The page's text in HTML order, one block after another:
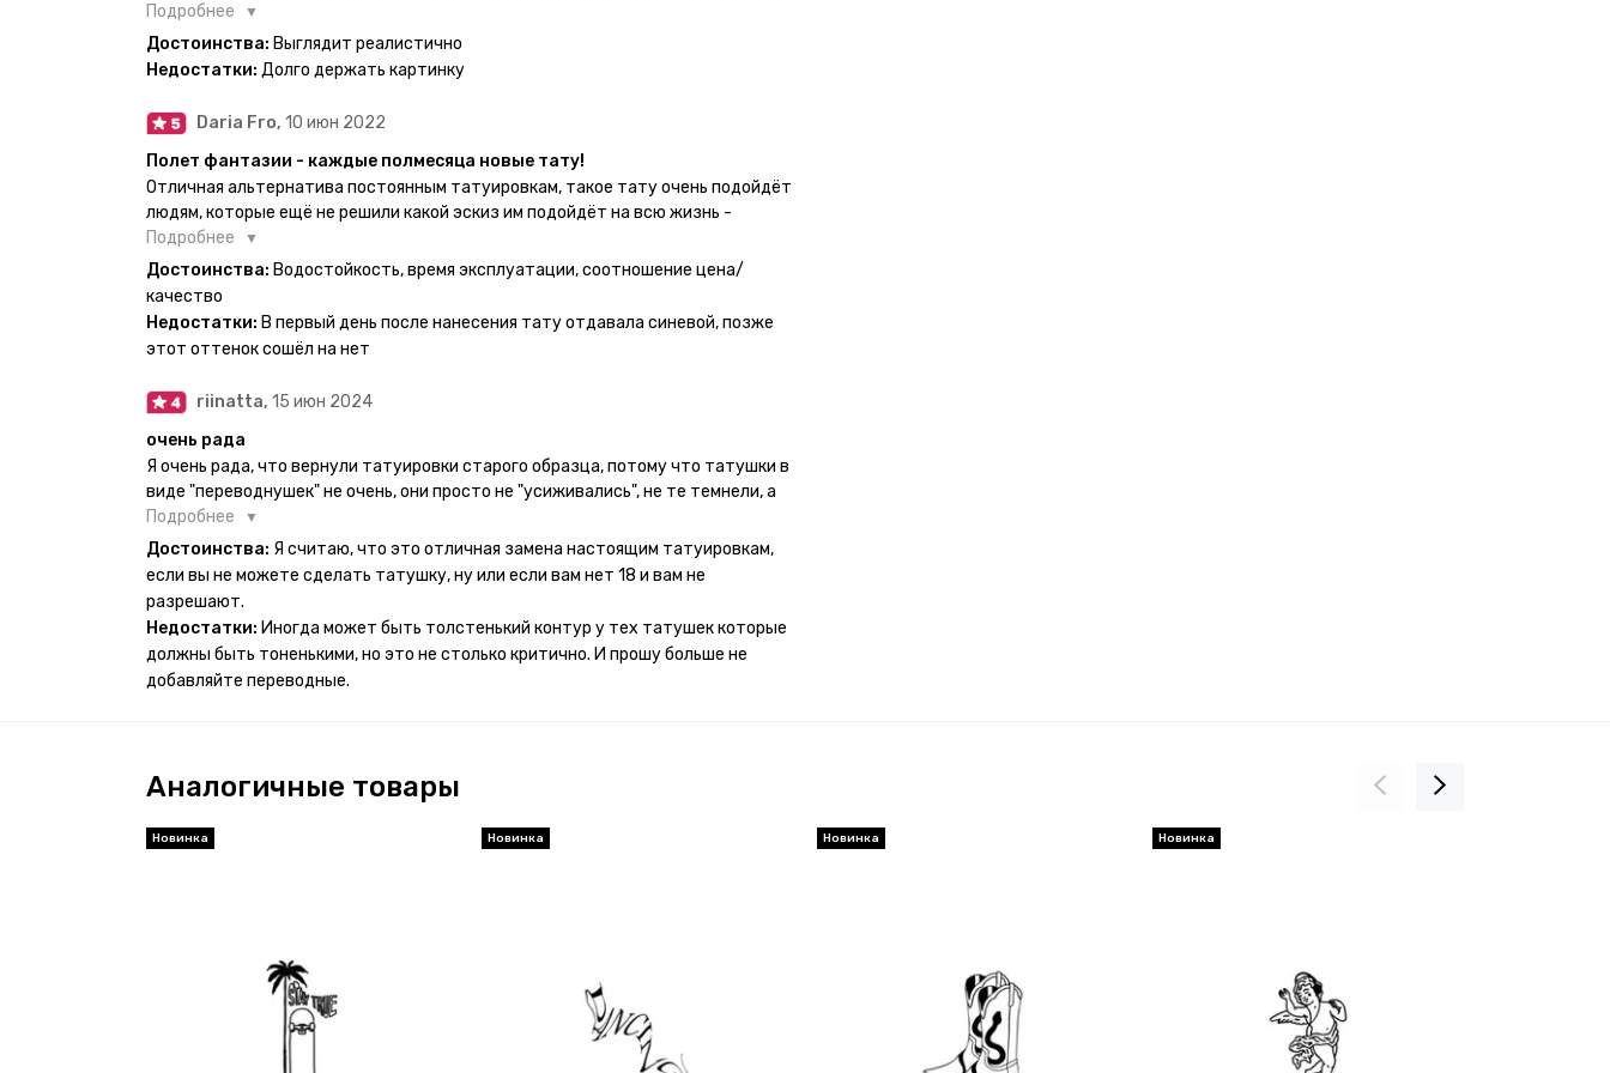
есть такая возможность. Муж смог сделать тату в нескольких местах одной
картинкой).
Подробнее
Достоинства: Выглядит реалистично
Недостатки: Долго держать картинку
Daria Fro, 10 июн 2022
Полет фантазии - каждые полмесяца новые тату!
Отличная альтернатива постоянным татуировкам, такое тату очень подойдёт
людям, которые ещё не решили какой эскиз им подойдёт на всю жизнь -
продукт еверинк держится на теле до 2 недель - после нанесения не нужно
бояться мочить такие тату, вода их так просто не смоет. К рисункам
прикладывается инструкция, но я предпочла другой способ нанесения -
оставила наклейку на теле на ночь, чтобы точно перестраховаться - на утро
эффект сразу же проявился. На неподвижных частях тела тату носится
рисунок начнёт стираться - водой спокойно можно убрать оставшийся контур.
Подробнее
Достоинства: Водостойкость, время эксплуатации, соотношение цена/
качество
Недостатки: В первый день после нанесения тату отдавала синевой, позже
этот оттенок сошёл на нет
riinatta, 15 июн 2024
очень рада
Я очень рада, что вернули татуировки старого образца, потому что татушки в
виде "переводнушек" не очень, они просто не "усиживались", не те темнели, а
после душа вообще слазили, вот недавно сделала фризби дог и он через сутки
проявился и все ещё держится!! ну а 4 звезды потому что у меня ещё очень
много переводных татуировок(
Подробнее
Достоинства: Я считаю, что это отличная замена настоящим татуировкам,
если вы не можете сделать татушку, ну или если вам нет 18 и вам не
разрешают.
Недостатки: Иногда может быть толстенький контур у тех татушек которые
должны быть тоненькими, но это не столько критично. И прошу больше не
добавляйте переводные.
Аналогичные товары
Новинка Новинка Новинка Новинка